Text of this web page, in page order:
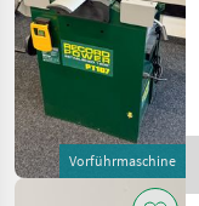
Vorführmaschine